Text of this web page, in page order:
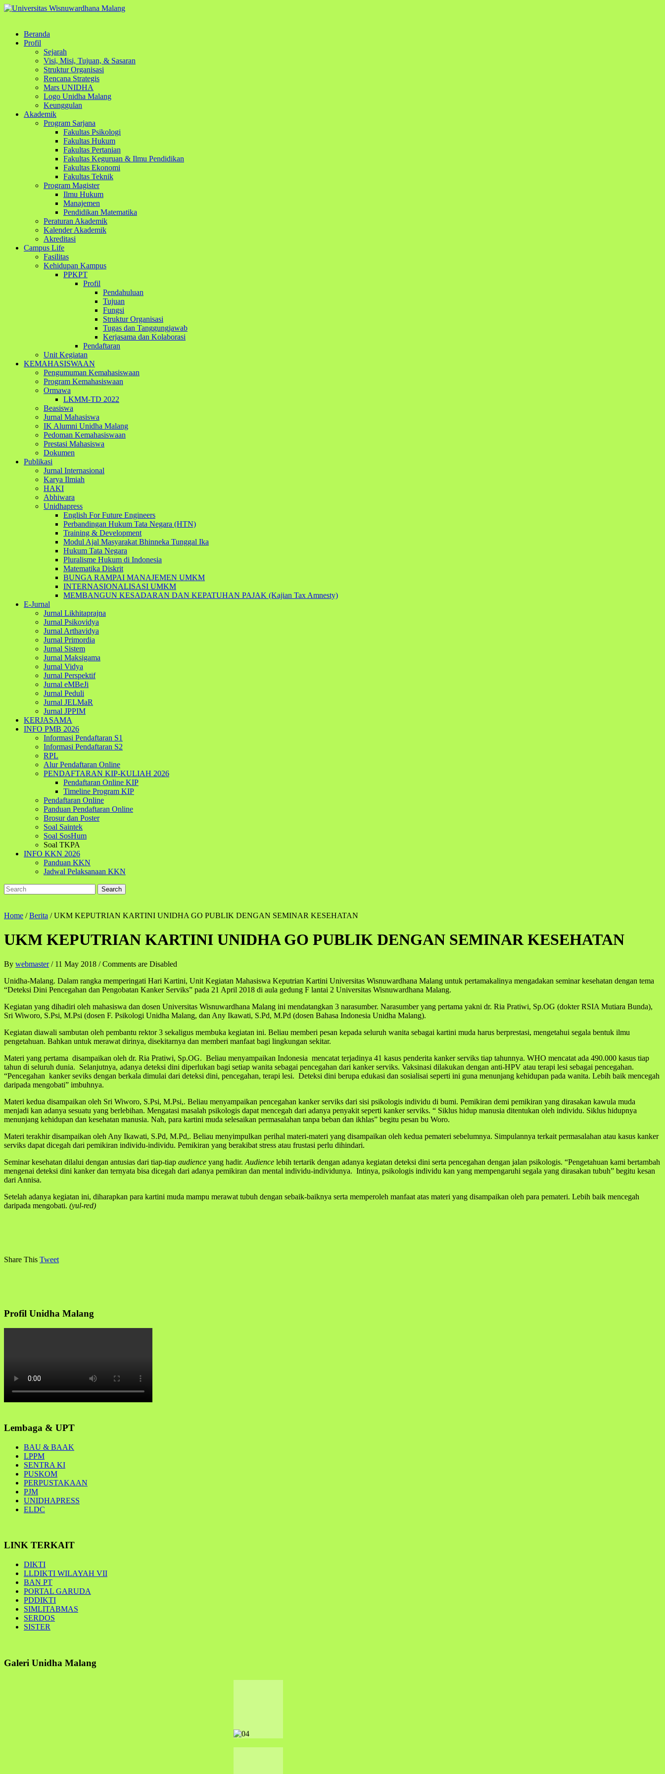
Beranda
Profil
Sejarah
Visi, Misi, Tujuan, & Sasaran
Struktur Organisasi
Rencana Strategis
Mars UNIDHA
Logo Unidha Malang
Keunggulan
Akademik
Program Sarjana
Fakultas Psikologi
Fakultas Hukum
Fakultas Pertanian
Fakultas Keguruan & Ilmu Pendidikan
Fakultas Ekonomi
Fakultas Teknik
Program Magister
Ilmu Hukum
Manajemen
Pendidikan Matematika
Peraturan Akademik
Kalender Akademik
Akreditasi
Campus Life
Fasilitas
Kehidupan Kampus
PPKPT
Profil
Pendahuluan
Tujuan
Fungsi
Struktur Organisasi
Tugas dan Tanggungjawab
Kerjasama dan Kolaborasi
Pendaftaran
Unit Kegiatan
KEMAHASISWAAN
Pengumuman Kemahasiswaan
Program Kemahasiswaan
Ormawa
LKMM-TD 2022
Beasiswa
Jurnal Mahasiswa
IK Alumni Unidha Malang
Pedoman Kemahasiswaan
Prestasi Mahasiswa
Dokumen
Publikasi
Jurnal Internasional
Karya Ilmiah
HAKI
Abhiwara
Unidhapress
English For Future Engineers
Perbandingan Hukum Tata Negara (HTN)
Training & Development
Modul Ajal Masyarakat Bhinneka Tunggal Ika
Hukum Tata Negara
Pluralisme Hukum di Indonesia
Matematika Diskrit
BUNGA RAMPAI MANAJEMEN UMKM
INTERNASIONALISASI UMKM
MEMBANGUN KESADARAN DAN KEPATUHAN PAJAK (Kajian Tax Amnesty)
E-Jurnal
Jurnal Likhitaprajna
Jurnal Psikovidya
Jurnal Arthavidya
Jurnal Primordia
Jurnal Sistem
Jurnal Maksigama
Jurnal Vidya
Jurnal Perspektif
Jurnal eMBeJi
Jurnal Peduli
Jurnal JELMaR
Jurnal JPPIM
KERJASAMA
INFO PMB 2026
Informasi Pendaftaran S1
Informasi Pendaftaran S2
RPL
Alur Pendaftaran Online
PENDAFTARAN KIP-KULIAH 2026
Pendaftaran Online KIP
Timeline Program KIP
Pendaftaran Online
Panduan Pendaftaran Online
Brosur dan Poster
Soal Saintek
Soal SosHum
Soal TKPA
INFO KKN 2026
Panduan KKN
Jadwal Pelaksanaan KKN
Home /Berita /UKM KEPUTRIAN KARTINI UNIDHA GO PUBLIK DENGAN SEMINAR KESEHATAN
UKM KEPUTRIAN KARTINI UNIDHA GO PUBLIK DENGAN SEMINAR KESEHATAN
By webmaster/ 11 May 2018 /Comments are Disabled
Unidha-Malang. Dalam rangka memperingati Hari Kartini, Unit Kegiatan Mahasiswa Keputrian Kartini Universitas Wisnuwardhana Malang untuk pertamakalinya mengadakan seminar kesehatan dengan tema
“Deteksi Dini Pencegahan dan Pengobatan Kanker Serviks” pada 21 April 2018 di aula gedung F lantai 2 Universitas Wisnuwardhana Malang.
Kegiatan yang dihadiri oleh mahasiswa dan dosen Universitas Wisnuwardhana Malang ini mendatangkan 3 narasumber. Narasumber yang pertama yakni dr. Ria Pratiwi, Sp.OG (dokter RSIA Mutiara Bunda),
Sri Wiworo, S.Psi, M.Psi (dosen F. Psikologi Unidha Malang, dan Any Ikawati, S.Pd, M.Pd (dosen Bahasa Indonesia Unidha Malang).
Kegiatan diawali sambutan oleh pembantu rektor 3 sekaligus membuka kegiatan ini. Beliau memberi pesan kepada seluruh wanita sebagai kartini muda harus berprestasi, mengetahui segala bentuk ilmu
pengetahuan. Bahkan untuk merawat dirinya, disekitarnya dan memberi manfaat bagi lingkungan sekitar.
Materi yang pertama disampaikan oleh dr. Ria Pratiwi, Sp.OG. Beliau menyampaikan Indonesia mencatat terjadinya 41 kasus penderita kanker serviks tiap tahunnya. WHO mencatat ada 490.000 kasus tiap
tahun di seluruh dunia. Selanjutnya, adanya deteksi dini diperlukan bagi setiap wanita sebagai pencegahan dari kanker serviks. Vaksinasi dilakukan dengan anti-HPV atau terapi lesi sebagai pencegahan.
“Pencegahan kanker seviks dengan berkala dimulai dari deteksi dini, pencegahan, terapi lesi. Deteksi dini berupa edukasi dan sosialisai seperti ini guna menunjang kehidupan pada wanita. Lebih baik mencegah
daripada mengobati” imbuhnya.
Materi kedua disampaikan oleh Sri Wiworo, S.Psi, M.Psi,. Beliau menyampaikan pencegahan kanker serviks dari sisi psikologis individu di bumi. Pemikiran demi pemikiran yang dirasakan kawula muda
menjadi kan adanya sesuatu yang berlebihan. Mengatasi masalah psikologis dapat mencegah dari adanya penyakit seperti kanker serviks. “ Siklus hidup manusia ditentukan oleh individu. Siklus hidupnya
menunjang kehidupan dan kesehatan manusia. Nah, para kartini muda selesaikan permasalahan tanpa beban dan ikhlas” begitu pesan bu Woro.
Materi terakhir disampaikan oleh Any Ikawati, S.Pd, M.Pd,. Beliau menyimpulkan perihal materi-materi yang disampaikan oleh kedua pemateri sebelumnya. Simpulannya terkait permasalahan atau kasus kanker
serviks dapat dicegah dari pemikiran individu-individu. Pemikiran yang berakibat stress atau frustasi perlu dihindari.
Seminar kesehatan dilalui dengan antusias dari tiap-tiap audience yang hadir. Audience lebih tertarik dengan adanya kegiatan deteksi dini serta pencegahan dengan jalan psikologis. “Pengetahuan kami bertambah
mengenai deteksi dini kanker dan ternyata bisa dicegah dari adanya pemikiran dan mental individu-individunya. Intinya, psikologis individu kan yang mempengaruhi segala yang dirasakan tubuh” begitu kesan
dari Annisa.
Setelah adanya kegiatan ini, diharapkan para kartini muda mampu merawat tubuh dengan sebaik-baiknya serta memperoleh manfaat atas materi yang disampaikan oleh para pemateri. Lebih baik mencegah
daripada mengobati. (yul-red)
Share This Tweet
Profil Unidha Malang
Lembaga & UPT
BAU & BAAK
LPPM
SENTRA KI
PUSKOM
PERPUSTAKAAN
PJM
UNIDHAPRESS
ELDC
LINK TERKAIT
DIKTI
LLDIKTI WILAYAH VII
BAN PT
PORTAL GARUDA
PDDIKTI
SIMLITABMAS
SERDOS
SISTER
Galeri Unidha Malang